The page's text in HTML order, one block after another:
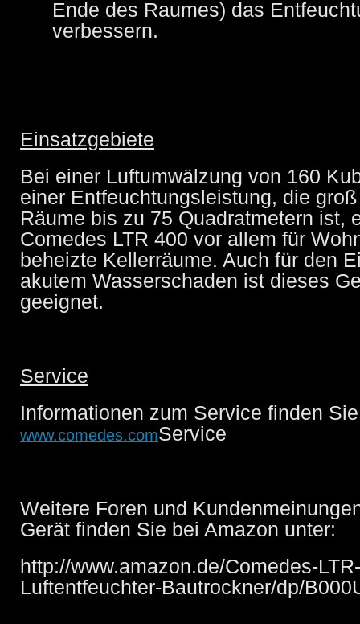
Ende des Raumes) das
verbessern.
Einsatzgebiete
Bei einer Luftumwälzung von 160
einer Entfeuchtungsleistung, die
Räume bis zu 75 Quadratmetern ist,
Comedes LTR 400 vor allem für
beheizte Kellerräume. Auch für den
akutem Wasserschaden ist dieses
geeignet.
Service
Informationen zum Service finden
www.comedes.comService
Weitere Foren und
Gerät finden Sie bei Amazon unter:
http://www.amazon.de/Comedes-
Luftentfeuchter-Bautrockner/dp/